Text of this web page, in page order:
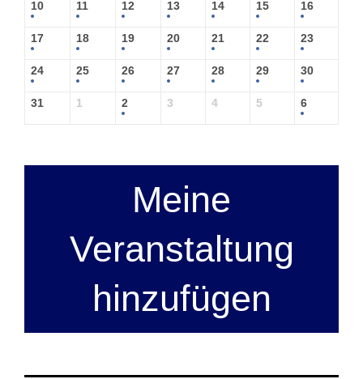
10 11 12 13 14 15 16
17 18 19 20 21 22 23
24 25 26 27 28 29 30
31 1 2 3 4 5 6
Meine
Veranstaltung
hinzufügen